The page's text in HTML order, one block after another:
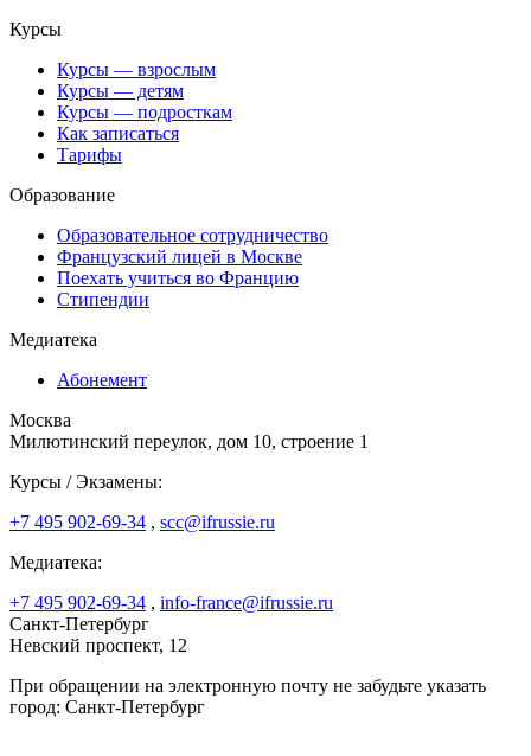
Курсы
Курсы — взрослым
Курсы — детям
Курсы — подросткам
Как записаться
Тарифы
Образование
Образовательное сотрудничество
Французский лицей в Москве
Поехать учиться во Францию
Стипендии
Медиатека
Абонемент
Москва
Милютинский переулок, дом 10, строение 1
Курсы / Экзамены:
+7 495 902-69-34 , scc@ifrussie.ru
Медиатека:
+7 495 902-69-34 , info-france@ifrussie.ru
Санкт-Петербург
Невский проспект, 12
При обращении на электронную почту не забудьте указать
город: Санкт-Петербург